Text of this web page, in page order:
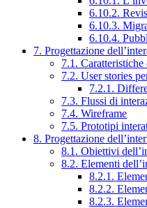
6.10.2.
6.10.3.
6.10.4.
7. Progettazione
7.1. Caratteristiche
7.2. User stories
7.2.1.
7.3. Flussi di
7.4. Wireframe
7.5. Prototipi
8. Progettazione
8.1. Obiettivi
8.2. Elementi
8.2.1.
8.2.2.
8.2.3.